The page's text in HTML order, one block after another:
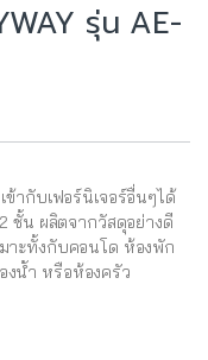
รุ่น AE-
ากับเฟอร์นิเจอร์อื่นๆได้
ชั้น ผลิตจากวัสดุอย่างดี
าะทั้งกับคอนโด ห้องพัก
น้ำ หรือห้องครัว